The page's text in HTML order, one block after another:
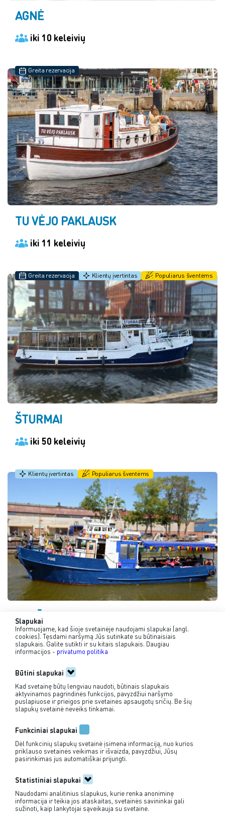
AGNĖ
iki 10 keleivių
Greita rezervacija
TU VĖJO PAKLAUSK
iki 11 keleivių
Greita rezervacija Klientų įvertintas Populiarus šventėms
ŠTURMAI
iki 50 keleivių
Klientų įvertintas Populiarus šventėms
LAGŪNA
iki 40 keleivių
info@jovila.lt
Pirkimo taisyklės
Privatumo politika
Slapukai
Informuojame, kad šioje svetainėje naudojami slapukai (angl.
cookies). Tęsdami naršymą Jūs sutinkate su būtinaisiais
slapukais. Galite sutikti ir su kitais slapukais. Daugiau
informacijos - privatumo politika
Būtini slapukai
Kad svetainę būtų lengviau naudoti, būtinais slapukais
aktyvinamos pagrindinės funkcijos, pavyzdžiui naršymo
puslapiuose ir prieigos prie svetainės apsaugotų sričių. Be šių
slapukų svetainė neveiks tinkamai.
Funkciniai slapukai
Dėl funkcinių slapukų svetainė įsimena informaciją, nuo kurios
priklauso svetainės veikimas ir išvaizda, pavyzdžiui, Jūsų
pasirinkimas jus automatiškai prijungti.
Statistiniai slapukai
Naudodami analitinius slapukus, kurie renka anoniminę
informacija ir teikia jos ataskaitas, svetainės savininkai gali
sužinoti, kaip lankytojai sąveikauja su svetaine.